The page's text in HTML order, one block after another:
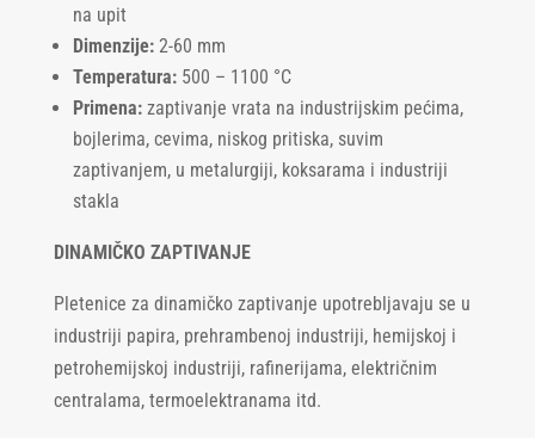
na upit
Dimenzije:2-60 mm
Temperatura:500 – 1100 °C
Primena: zaptivanje vrata na industrijskim pećima,
bojlerima, cevima, niskog pritiska, suvim
zaptivanjem, u metalurgiji, koksarama i industriji
stakla
DINAMIČKO ZAPTIVANJE
Pletenice za dinamičko zaptivanje upotrebljavaju se u
industriji papira, prehrambenoj industriji, hemijskoj i
petrohemijskoj industriji, rafinerijama, električnim
centralama, termoelektranama itd.